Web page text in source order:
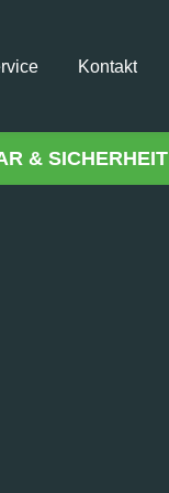
Kontakt
& SICHERHEIT